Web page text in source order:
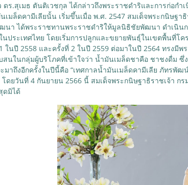
ร.สุเมธ ตันติเวชกุล ได้กล่าวถึงพระราชดำริและการก่อก
เมล็ดคามีเลียนั้น เริ่มขึ้นเมื่อ พ.ศ. 2547 สมเด็จพระกนิษฐ
นา ได้พระราชทานพระราชดำริให้มูลนิธิชัยพัฒนา ดำเนิ
นประเทศไทย โดยเริ่มการปลูกและขยายพันธุ์ในเขตพื้นที่โ
นปี 2558 และครั้งที่ 2 ในปี 2559 ต่อมาในปี 2564 ทรงมี
นในกลุ่มผู้บริโภคที่เข้าใจว่า น้ำมันเมล็ดชาคือ ชาชงดื่ม ซึ่
มาถึงอีกครั้งในปีนี้คือ “เทศกาลน้ำมันเมล็ดคามีเลีย ภัทรพัฒ
โดยวันที่ 4 กันยายน 2566 นี้ สมเด็จพระกนิษฐาธิราชเจ้า
ดมิได้